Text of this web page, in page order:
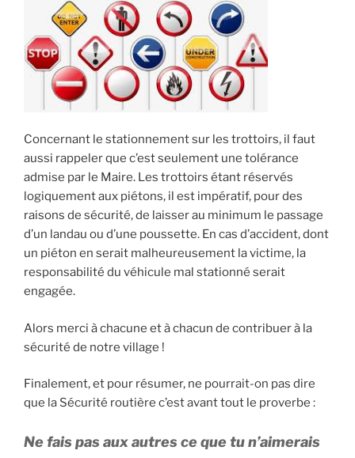
Concernant le stationnement sur les trottoirs, il faut
aussi rappeler que c’est seulement une tolérance
admise par le Maire. Les trottoirs étant réservés
logiquement aux piétons, il est impératif, pour des
raisons de sécurité, de laisser au minimum le passage
d’un landau ou d’une poussette. En cas d’accident, dont
un piéton en serait malheureusement la victime, la
responsabilité du véhicule mal stationné serait
engagée.
Alors merci à chacune et à chacun de contribuer à la
sécurité de notre village !
Finalement, et pour résumer, ne pourrait-on pas dire
que la Sécurité routière c’est avant tout le proverbe :
Ne fais pas aux autres ce que tu n’aimerais